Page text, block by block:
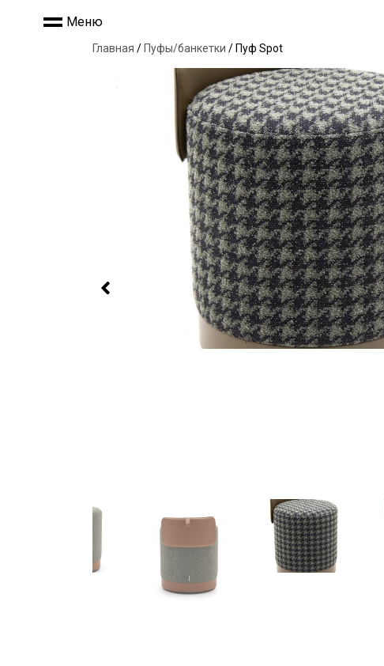
Меню
Главная / Пуфы/банкетки / Пуф Spot